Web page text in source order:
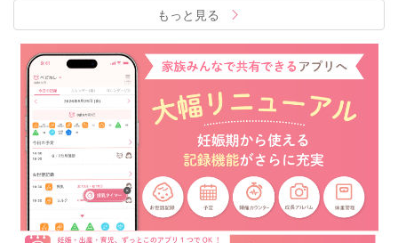
もっと見る